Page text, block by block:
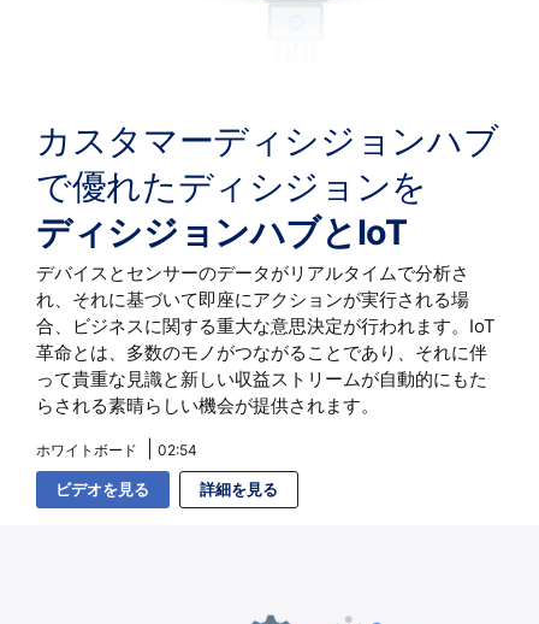
カスタマーディシジョンハブ
で優れたディシジョンを
ディシジョンハブとIoT
デバイスとセンサーのデータがリアルタイムで分析さ
れ、それに基づいて即座にアクションが実行される場
合、ビジネスに関する重大な意思決定が行われます。IoT
革命とは、多数のモノがつながることであり、それに伴
って貴重な見識と新しい収益ストリームが自動的にもた
らされる素晴らしい機会が提供されます。
ホワイトボード 02:54
ビデオを見る 詳細を見る